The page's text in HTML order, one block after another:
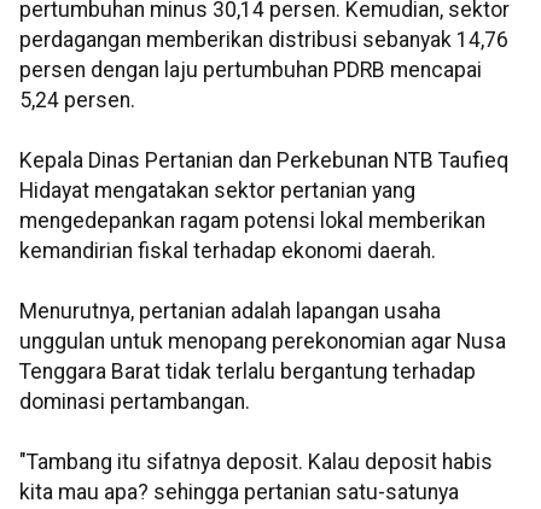
pertumbuhan minus 30,14 persen. Kemudian, sektor
perdagangan memberikan distribusi sebanyak 14,76
persen dengan laju pertumbuhan PDRB mencapai
5,24 persen.
Kepala Dinas Pertanian dan Perkebunan NTB Taufieq
Hidayat mengatakan sektor pertanian yang
mengedepankan ragam potensi lokal memberikan
kemandirian fiskal terhadap ekonomi daerah.
Menurutnya, pertanian adalah lapangan usaha
unggulan untuk menopang perekonomian agar Nusa
Tenggara Barat tidak terlalu bergantung terhadap
dominasi pertambangan.
"Tambang itu sifatnya deposit. Kalau deposit habis
kita mau apa? sehingga pertanian satu-satunya